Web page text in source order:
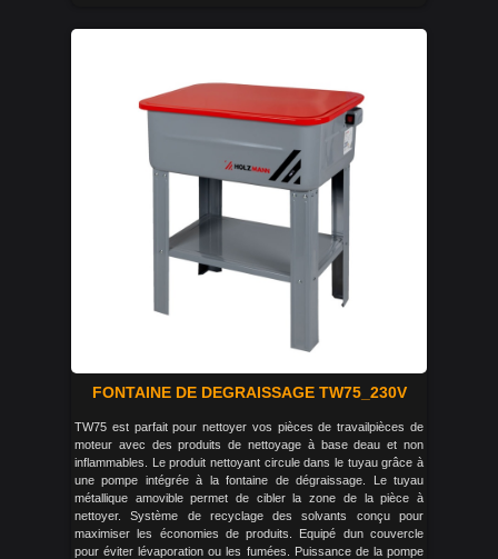
FONTAINE DE DEGRAISSAGE TW75_230V
TW75 est parfait pour nettoyer vos pièces de travailpièces de
moteur avec des produits de nettoyage à base deau et non
inflammables. Le produit nettoyant circule dans le tuyau grâce à
une pompe intégrée à la fontaine de dégraissage. Le tuyau
métallique amovible permet de cibler la zone de la pièce à
nettoyer. Système de recyclage des solvants conçu pour
maximiser les économies de produits. Equipé dun couvercle
pour éviter lévaporation ou les fumées. Puissance de la pompe